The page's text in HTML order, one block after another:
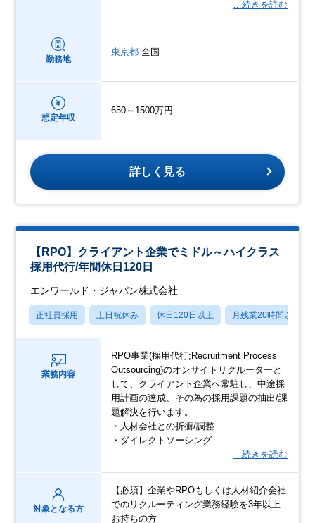
…続きを読む
勤務地
東京都 全国
想定年収
650～1500万円
詳しく見る
【RPO】クライアント企業でミドル～ハイクラス
採用代行/年間休日120日
エンワールド・ジャパン株式会社
正社員採用 土日祝休み 休日120日以上 月残業20時間以内
業務内容
RPO事業(採用代行;Recruitment Process
Outsourcing)のオンサイトリクルーターと
して、クライアント企業へ常駐し、中途採
用計画の達成、その為の採用課題の抽出/課
題解決を行います。
・人材会社との折衝/調整
・ダイレクトソーシング
…続きを読む
対象となる方
【必須】企業やRPOもしくは人材紹介会社
でのリクルーティング業務経験を3年以上
お持ちの方